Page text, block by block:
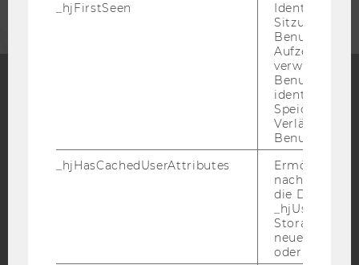
Blog
YouTube Newsletter Bluesky
_hjFirstSeen
Identifiziert
Sitzung eines
Benutzers.
verwendet,
identifizieren.
Verlängert
_hjHasCachedUserAttributes
Ermöglicht
die Daten in
Storage auf
neuesten
oder nicht.